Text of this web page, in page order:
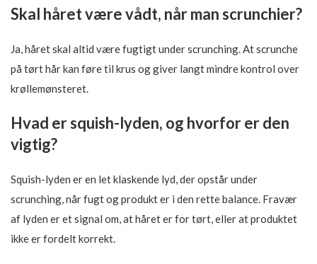
Skal håret være vådt, når man scrunchier?
Ja, håret skal altid være fugtigt under scrunching. At scrunche
på tørt hår kan føre til krus og giver langt mindre kontrol over
krøllemønsteret.
Hvad er squish-lyden, og hvorfor er den
vigtig?
Squish-lyden er en let klaskende lyd, der opstår under
scrunching, når fugt og produkt er i den rette balance. Fravær
af lyden er et signal om, at håret er for tørt, eller at produktet
ikke er fordelt korrekt.